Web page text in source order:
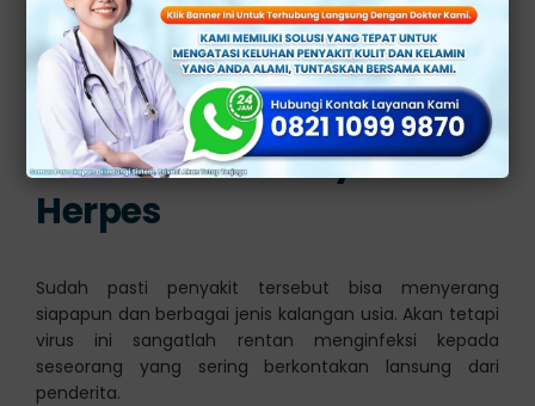
Dan untuk penularan yang terjadi pada tipe 2 ialah
berkontakan seksual yang jadi pemicu utama
tertularnya penyakit ini.
[ez-toc]
Faktor Risiko Penyakit
Herpes
Sudah pasti penyakit tersebut bisa menyerang
siapapun dan berbagai jenis kalangan usia. Akan tetapi
virus ini sangatlah rentan menginfeksi kepada
seseorang yang sering berkontakan lansung dari
penderita.